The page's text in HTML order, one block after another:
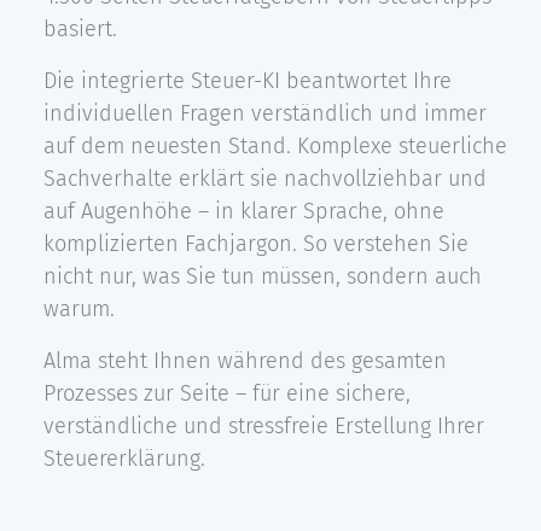
basiert.
Die integrierte Steuer-KI beantwortet Ihre
individuellen Fragen verständlich und immer
auf dem neuesten Stand. Komplexe steuerliche
Sachverhalte erklärt sie nachvollziehbar und
auf Augenhöhe – in klarer Sprache, ohne
komplizierten Fachjargon. So verstehen Sie
nicht nur, was Sie tun müssen, sondern auch
warum.
Alma steht Ihnen während des gesamten
Prozesses zur Seite – für eine sichere,
verständliche und stressfreie Erstellung Ihrer
Steuererklärung.